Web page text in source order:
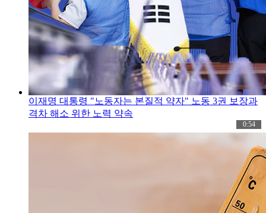
이재명 대통령 "노동자는 본질적 약자" 노동 3권 보장과
격차 해소 위한 노력 약속
0:54